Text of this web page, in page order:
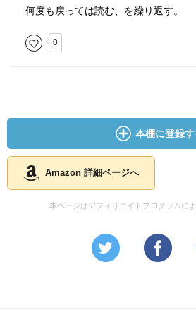
何度も戻っては読む、を繰り返す。
0
本棚に登録す
Amazon 詳細ページへ
本ページはアフィリエイトプログラムに